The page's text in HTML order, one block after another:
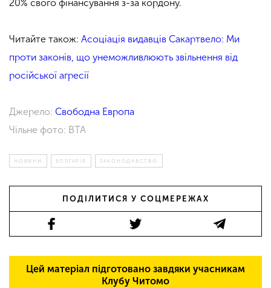
20% свого фінансування з-за кордону.
Читайте також: Асоціація видавців Сакартвело: Ми
проти законів, що унеможливлюють звільнення від
російської агресії
Джерело: Свободна Европа
Чільне фото: BTA
НОВИНИ БОЛГАРІЯ ЗАКОНОДАВСТВО
ПОДІЛИТИСЯ У СОЦМЕРЕЖАХ
Цей матеріал підготовано завдяки учасникам
Клубу Читомо